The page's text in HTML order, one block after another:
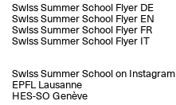
Swiss Summer School Flyer DE
Swiss Summer School Flyer EN
Swiss Summer School Flyer FR
Swiss Summer School Flyer IT
Swiss Summer School on Instagram
EPFL Lausanne
HES-SO Genève